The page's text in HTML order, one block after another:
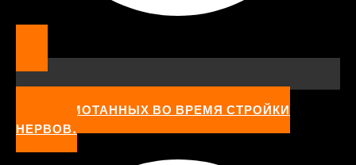
ОТ ИЗМОТАННЫХ ВО ВРЕМЯ СТРОЙКИ
НЕРВОВ.